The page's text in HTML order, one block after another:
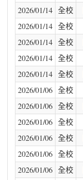
2026/01/14 全校
2026/01/14 全校
2026/01/14 全校
2026/01/14 全校
2026/01/14 全校
2026/01/06 全校
2026/01/06 全校
2026/01/06 全校
2026/01/06 全校
2026/01/06 全校
2026/01/06 全校